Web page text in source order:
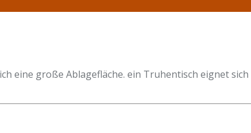
eine große Ablagefläche. ein Truhentisch eignet